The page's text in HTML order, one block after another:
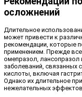
осложнений
Длительное
может привести к
рекомендации, которые
применением. Прежде
омепразол, лансопразол
заболеваний, связанных
кислоты, включая
Однако их длительное
нежелательных эффектов.